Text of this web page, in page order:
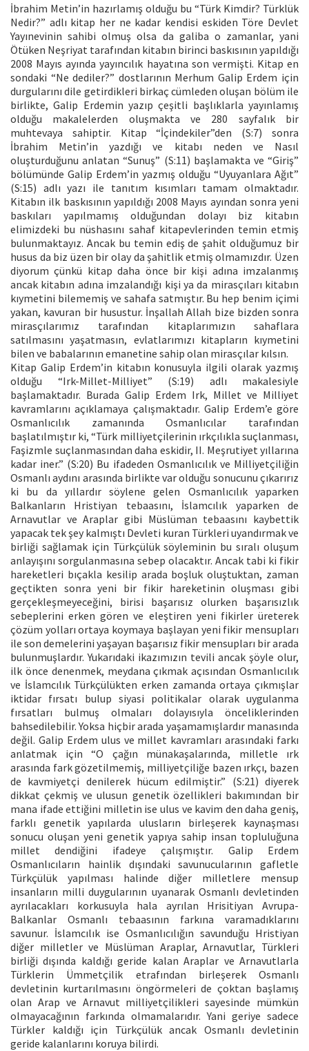
İbrahim Metin’in hazırlamış olduğu bu “Türk Kimdir? Türklük
Nedir?” adlı kitap her ne kadar kendisi eskiden Töre Devlet
Yayınevinin sahibi olmuş olsa da galiba o zamanlar, yani
Ötüken Neşriyat tarafından kitabın birinci baskısının yapıldığı
2008 Mayıs ayında yayıncılık hayatına son vermişti. Kitap en
sondaki “Ne dediler?” dostlarının Merhum Galip Erdem için
durgularını dile getirdikleri birkaç cümleden oluşan bölüm ile
birlikte, Galip Erdemin yazıp çeşitli başlıklarla yayınlamış
olduğu makalelerden oluşmakta ve 280 sayfalık bir
muhtevaya sahiptir. Kitap “İçindekiler”den (S:7) sonra
İbrahim Metin’in yazdığı ve kitabı neden ve Nasıl
oluşturduğunu anlatan “Sunuş” (S:11) başlamakta ve “Giriş”
bölümünde Galip Erdem’in yazmış olduğu “Uyuyanlara Ağıt”
(S:15) adlı yazı ile tanıtım kısımları tamam olmaktadır.
Kitabın ilk baskısının yapıldığı 2008 Mayıs ayından sonra yeni
baskıları yapılmamış olduğundan dolayı biz kitabın
elimizdeki bu nüshasını sahaf kitapevlerinden temin etmiş
bulunmaktayız. Ancak bu temin ediş de şahit olduğumuz bir
husus da biz üzen bir olay da şahitlik etmiş olmamızdır. Üzen
diyorum çünkü kitap daha önce bir kişi adına imzalanmış
ancak kitabın adına imzalandığı kişi ya da mirasçıları kitabın
kıymetini bilememiş ve sahafa satmıştır. Bu hep benim içimi
yakan, kavuran bir husustur. İnşallah Allah bize bizden sonra
mirasçılarımız tarafından kitaplarımızın sahaflara
satılmasını yaşatmasın, evlatlarımızı kitapların kıymetini
bilen ve babalarının emanetine sahip olan mirasçılar kılsın.
Kitap Galip Erdem’in kitabın konusuyla ilgili olarak yazmış
olduğu “Irk-Millet-Milliyet” (S:19) adlı makalesiyle
başlamaktadır. Burada Galip Erdem Irk, Millet ve Milliyet
kavramlarını açıklamaya çalışmaktadır. Galip Erdem’e göre
Osmanlıcılık zamanında Osmanlıcılar tarafından
başlatılmıştır ki, “Türk milliyetçilerinin ırkçılıkla suçlanması,
Faşizmle suçlanmasından daha eskidir, II. Meşrutiyet yıllarına
kadar iner.” (S:20) Bu ifadeden Osmanlıcılık ve Milliyetçiliğin
Osmanlı aydını arasında birlikte var olduğu sonucunu çıkarırız
ki bu da yıllardır söylene gelen Osmanlıcılık yaparken
Balkanların Hristiyan tebaasını, İslamcılık yaparken de
Arnavutlar ve Araplar gibi Müslüman tebaasını kaybettik
yapacak tek şey kalmıştı Devleti kuran Türkleri uyandırmak ve
birliği sağlamak için Türkçülük söyleminin bu sıralı oluşum
anlayışını sorgulanmasına sebep olacaktır. Ancak tabi ki fikir
hareketleri bıçakla kesilip arada boşluk oluştuktan, zaman
geçtikten sonra yeni bir fikir hareketinin oluşması gibi
gerçekleşmeyeceğini, birisi başarısız olurken başarısızlık
sebeplerini erken gören ve eleştiren yeni fikirler üreterek
çözüm yolları ortaya koymaya başlayan yeni fikir mensupları
ile son demelerini yaşayan başarısız fikir mensupları bir arada
bulunmuşlardır. Yukarıdaki ikazımızın tevili ancak şöyle olur,
ilk önce denenmek, meydana çıkmak açısından Osmanlıcılık
ve İslamcılık Türkçülükten erken zamanda ortaya çıkmışlar
iktidar fırsatı bulup siyasi politikalar olarak uygulanma
fırsatları bulmuş olmaları dolayısıyla önceliklerinden
bahsedilebilir. Yoksa hiçbir arada yaşamamışlardır manasında
değil. Galip Erdem ulus ve millet kavramları arasındaki farkı
anlatmak için “O çağın münakaşalarında, milletle ırk
arasında fark gözetilmemiş, milliyetçiliğe bazen ırkçı, bazen
de kavmiyetçi denilerek hücum edilmiştir.” (S:21) diyerek
dikkat çekmiş ve ulusun genetik özellikleri bakımından bir
mana ifade ettiğini milletin ise ulus ve kavim den daha geniş,
farklı genetik yapılarda ulusların birleşerek kaynaşması
sonucu oluşan yeni genetik yapıya sahip insan topluluğuna
millet dendiğini ifadeye çalışmıştır. Galip Erdem
Osmanlıcıların hainlik dışındaki savunucularının gafletle
Türkçülük yapılması halinde diğer milletlere mensup
insanların milli duygularının uyanarak Osmanlı devletinden
ayrılacakları korkusuyla hala ayrılan Hrisitiyan Avrupa-
Balkanlar Osmanlı tebaasının farkına varamadıklarını
savunur. İslamcılık ise Osmanlıcılığın savunduğu Hristiyan
diğer milletler ve Müslüman Araplar, Arnavutlar, Türkleri
birliği dışında kaldığı geride kalan Araplar ve Arnavutlarla
Türklerin Ümmetçilik etrafından birleşerek Osmanlı
devletinin kurtarılmasını öngörmeleri de çoktan başlamış
olan Arap ve Arnavut milliyetçilikleri sayesinde mümkün
olmayacağının farkında olmamalarıdır. Yani geriye sadece
Türkler kaldığı için Türkçülük ancak Osmanlı devletinin
geride kalanlarını koruya bilirdi.